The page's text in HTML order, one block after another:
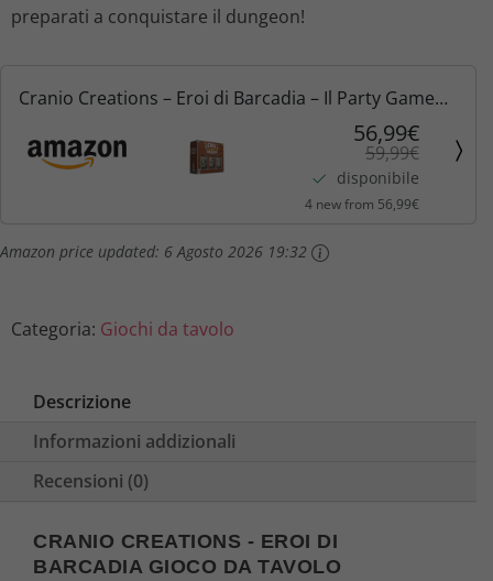
i
l
e
r
,
a
5
.
preparati a conquistare il dungeon!
Cranio Creations – Eroi di Barcadia – Il Party Game
Perfetto per La Vostra Sete di Avventura – Dungeon
da Costruire, Sfide e Bevute | Edizione Italiana
56,99€
59,99€
disponibile
4 new from 56,99€
Amazon price updated: 6 Agosto 2026 19:32
Categoria: Giochi da tavolo
Descrizione
Informazioni addizionali
Recensioni (0)
CRANIO CREATIONS - EROI DI
BARCADIA GIOCO DA TAVOLO